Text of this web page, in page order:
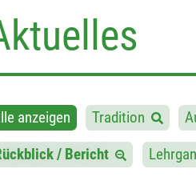
anzeigen Tradition
/ Bericht